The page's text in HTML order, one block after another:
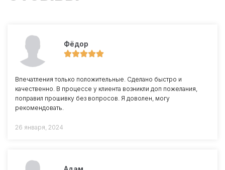
Фёдор
Впечатления только положительные. Сделано быстро и
качественно. В процессе у клиента возникли доп пожелания,
поправил прошивку без вопросов. Я доволен, могу
рекомендовать.
26 января, 2024